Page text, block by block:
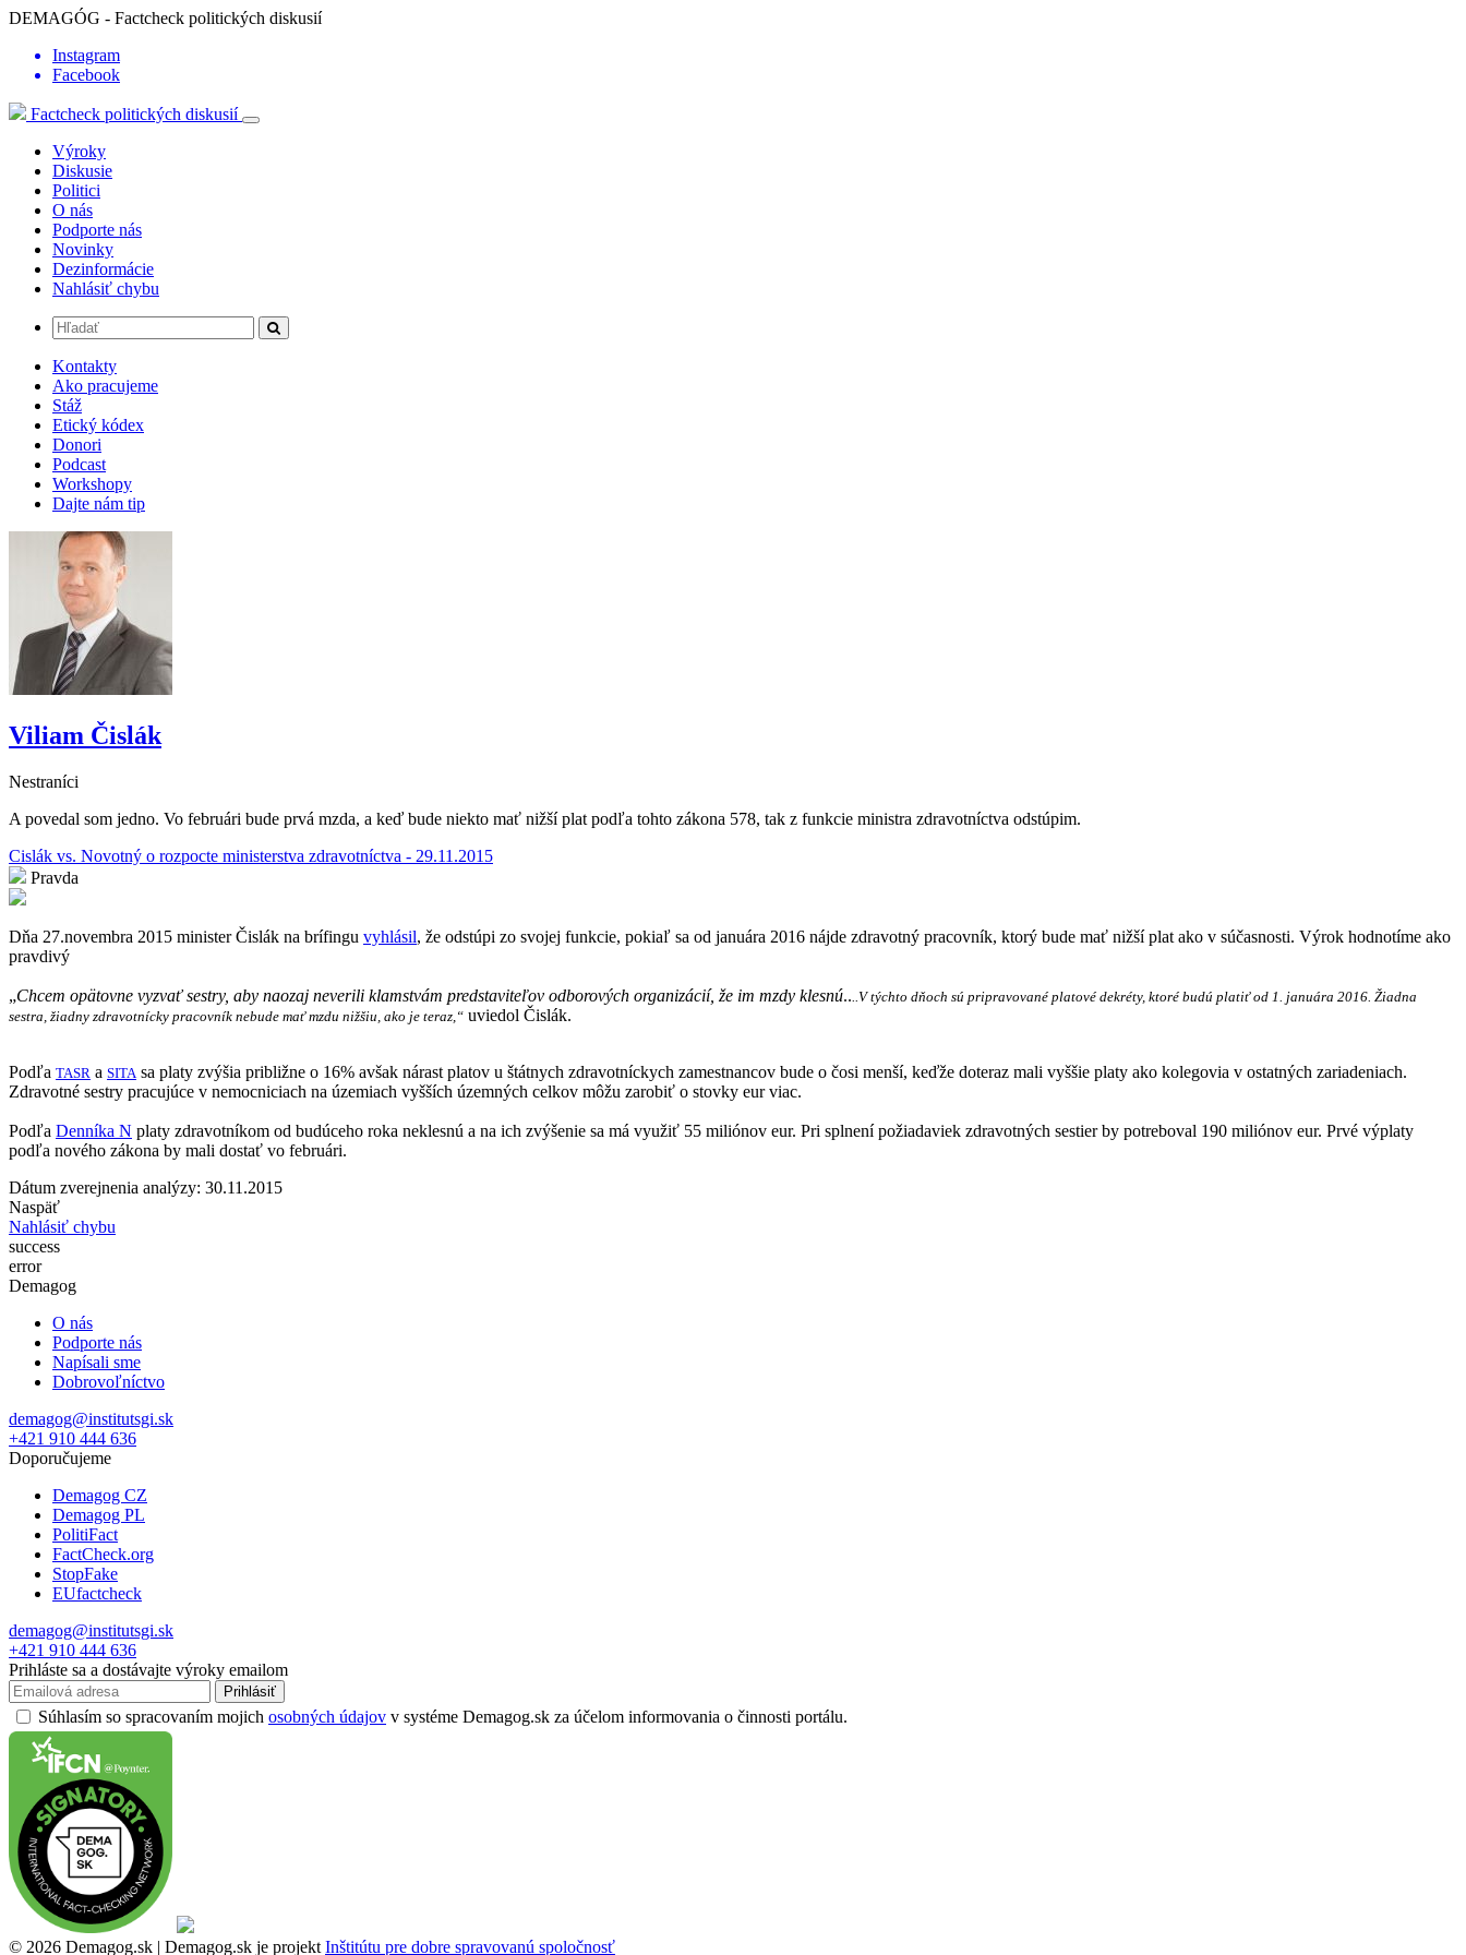
DEMAGÓG - Factcheck politických diskusií
Instagram
Facebook
Factcheck politických diskusií
Výroky
Diskusie
Politici
O nás
Podporte nás
Novinky
Dezinformácie
Nahlásiť chybu
Kontakty
Ako pracujeme
Stáž
Etický kódex
Donori
Podcast
Workshopy
Dajte nám tip
Viliam Čislák
Nestraníci
A povedal som jedno. Vo februári bude prvá mzda, a keď bude niekto mať nižší plat podľa tohto zákona 578, tak z funkcie ministra zdravotníctva odstúpim.
Cislák vs. Novotný o rozpocte ministerstva zdravotníctva - 29.11.2015
Pravda
Dňa 27.novembra 2015 minister Čislák na brífingu vyhlásil, že odstúpi zo svojej funkcie, pokiaľ sa od januára 2016 nájde zdravotný pracovník, ktorý bude mať nižší plat ako v súčasnosti. Výrok hodnotíme ako
pravdivý
„Chcem opätovne vyzvať sestry, aby naozaj neverili klamstvám predstaviteľov odborových organizácií, že im mzdy klesnú.. ..V týchto dňoch sú pripravované platové dekréty, ktoré budú platiť od 1. januára 2016. Žiadna
sestra, žiadny zdravotnícky pracovník nebude mať mzdu nižšiu, ako je teraz,“ uviedol Čislák.
Podľa TASR a SITA sa platy zvýšia približne o 16% avšak nárast platov u štátnych zdravotníckych zamestnancov bude o čosi menší, keďže doteraz mali vyššie platy ako kolegovia v ostatných zariadeniach.
Zdravotné sestry pracujúce v nemocniciach na územiach vyšších územných celkov môžu zarobiť o stovky eur viac.
Podľa Denníka N platy zdravotníkom od budúceho roka neklesnú a na ich zvýšenie sa má využiť 55 miliónov eur. Pri splnení požiadaviek zdravotných sestier by potreboval 190 miliónov eur. Prvé výplaty
podľa nového zákona by mali dostať vo februári.
Dátum zverejnenia analýzy: 30.11.2015
Naspäť
Nahlásiť chybu
success
error
Demagog
O nás
Podporte nás
Napísali sme
Dobrovoľníctvo
demagog@institutsgi.sk
+421 910 444 636
Doporučujeme
Demagog CZ
Demagog PL
PolitiFact
FactCheck.org
StopFake
EUfactcheck
demagog@institutsgi.sk
+421 910 444 636
Prihláste sa a dostávajte výroky emailom
Prihlásiť
Súhlasím so spracovaním mojich osobných údajov v systéme Demagog.sk za účelom informovania o činnosti portálu.
© 2026 Demagog.sk | Demagog.sk je projekt Inštitútu pre dobre spravovanú spoločnosť